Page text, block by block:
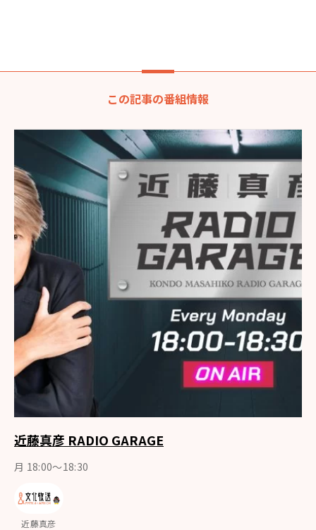
この記事の番組情報
近藤真彦 RADIO GARAGE
月 18:00～18:30
近藤真彦